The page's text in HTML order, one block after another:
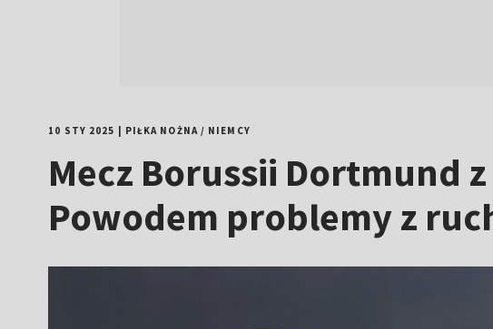
10 STY 2025 PIŁKA NOŻNA/ NIEMCY
Mecz Borussii Dortmund
Powodem problemy z